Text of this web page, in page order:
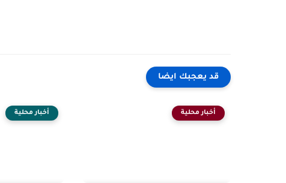
قد يعجبك ايضا
أخبار محلية أخبار محلية